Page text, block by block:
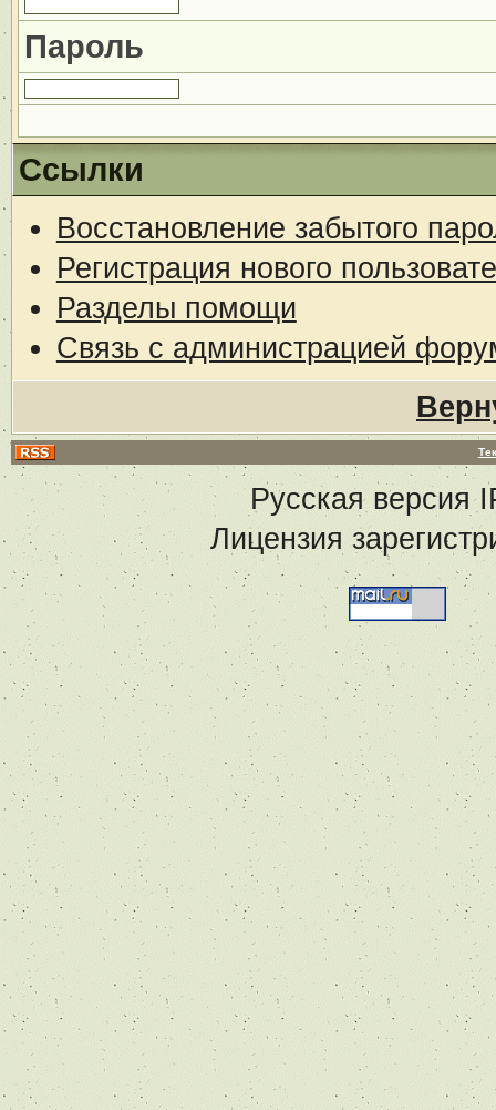
Пароль
Ссылки
Восстановление забытого
Регистрация нового
Разделы помощи
Связь с администрацией
Русская версия
Лицензия